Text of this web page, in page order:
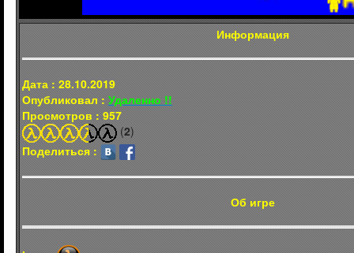
Информация
Дата : 28.10.2019
Опубликовал : Удаленно !!
Просмотров : 957
(2)
Поделиться :
Об игре